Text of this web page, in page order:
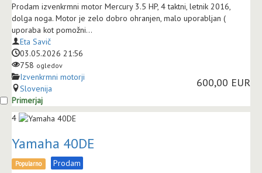
Prodam izvenkrmni motor Mercury 3.5 HP, 4 taktni, letnik 2016,
dolga noga. Motor je zelo dobro ohranjen, malo uporabljan (
uporaba kot pomožni...
Eta Savič
03.05.2026 21:56
758 ogledov
600,00 EUR
Izvenkrmni motorji
Slovenija
Primerjaj
4
Yamaha 40DE
Popularno Prodam